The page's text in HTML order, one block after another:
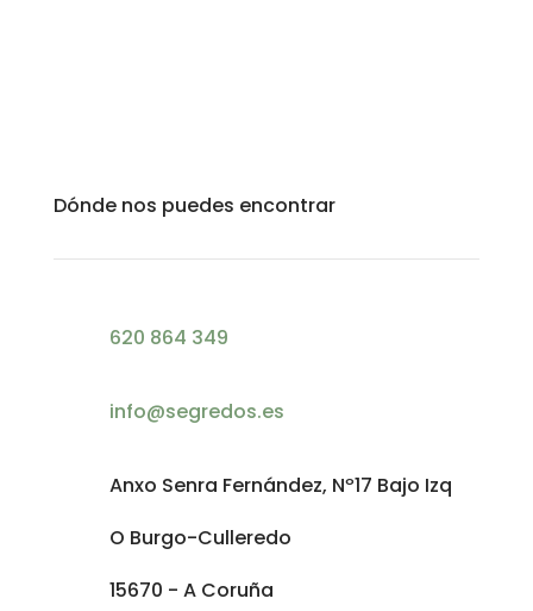
Dónde nos puedes encontrar
620 864 349
info@segredos.es
Anxo Senra Fernández, Nº17 Bajo Izq
O Burgo-Culleredo
15670 - A Coruña